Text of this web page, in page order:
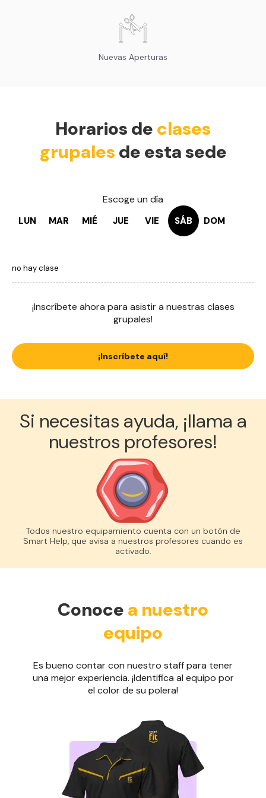
Nuevas Aperturas
Horarios de clases
grupales de esta sede
Escoge un día
LUN MAR MIÉ JUE VIE SÁB DOM
no hay clase
¡Inscríbete ahora para asistir a nuestras clases
grupales!
¡Inscríbete aquí!
Si necesitas ayuda, ¡llama a
nuestros profesores!
Todos nuestro equipamiento cuenta con un botón de
Smart Help, que avisa a nuestros profesores cuando es
activado.
Conoce a nuestro
equipo
Es bueno contar con nuestro staff para tener
una mejor experiencia. ¡Identifica al equipo por
el color de su polera!